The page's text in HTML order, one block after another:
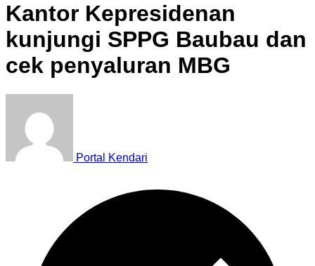
Kantor Kepresidenan
kunjungi SPPG Baubau dan
cek penyaluran MBG
Portal Kendari